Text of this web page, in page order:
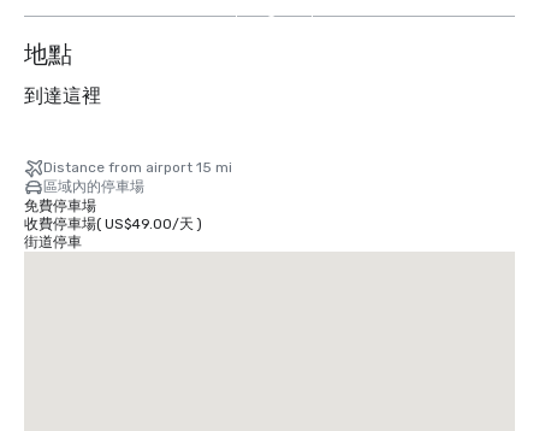
3
地點
到達這裡
Distance from airport 15 mi
區域內的停車場
免費停車場
收費停車場( US$49.00/天 )
街道停車